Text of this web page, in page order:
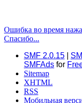
Ошибка во время
Спасибо...
SMF 2.0.15
SMFAds for
Sitemap
XHTML
RSS
Мобильная